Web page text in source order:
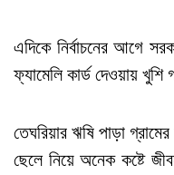
এদিকে নির্বাচনের আগে
ফ্যামেলি কার্ড দেওয়ায় খুশি
তেঘরিয়ার ঋষি পাড়া
ছেলে নিয়ে অনেক কষ্টে